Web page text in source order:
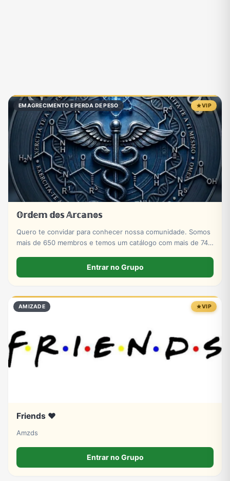
EMAGRECIMENTO E PERDA DE PESO VIP
𝕆𝕣𝕕𝕖𝕞 𝕕𝕠𝕤 𝔸𝕣𝕔𝕒𝕟𝕠𝕤
Quero te convidar para conhecer nossa comunidade. Somos
mais de 650 membros e temos um catálogo com mais de 740
Entrar no Grupo
AMIZADE VIP
Friends ❤️
Amzds
Entrar no Grupo